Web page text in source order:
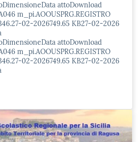
attoDownload
m_pi.AOOUSPRG.REGISTRO
02-2026749.65 KB27-02-2026
attoDownload
m_pi.AOOUSPRG.REGISTRO
02-2026749.65 KB27-02-2026